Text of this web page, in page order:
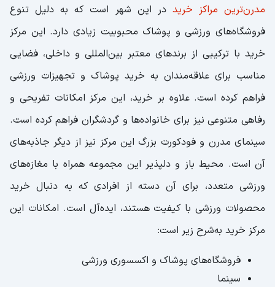
مدرن‌ترین مراکز خریددر این شهر است که به دلیل تنوع
فروشگاه‌های ورزشی و پوشاک محبوبیت زیادی دارد. این مرکز
خرید با ترکیبی از برندهای معتبر بین‌المللی و داخلی، فضایی
مناسب برای علاقه‌مندان به خرید پوشاک و تجهیزات ورزشی
فراهم کرده است. علاوه بر خرید، این مرکز امکانات تفریحی و
رفاهی متنوعی نیز برای خانواده‌ها و گردشگران فراهم کرده است.
سینمای مدرن و فودکورت بزرگ این مرکز نیز از دیگر جاذبه‌های
آن است. محیط باز و دلپذیر این مجموعه همراه با مغازه‌های
ورزشی متعدد، برای آن دسته از افرادی که به دنبال خرید
محصولات ورزشی با کیفیت هستند، ایده‌آل است. امکانات این
مرکز خرید به‌شرح زیر است:
فروشگاه‌های پوشاک و اکسسوری ورزشی
سینما